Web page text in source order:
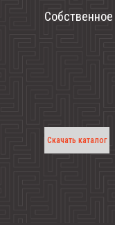
Скачать каталог